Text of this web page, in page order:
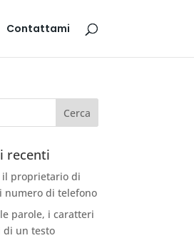
Contattami
recenti
il proprietario di
numero di telefono
parole, i caratteri
di un testo